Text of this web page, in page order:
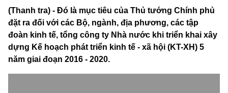
(Thanh tra) - Đó là mục tiêu của Thủ tướng Chính phủ
đặt ra đối với các Bộ, ngành, địa phương, các tập
đoàn kinh tế, tổng công ty Nhà nước khi triển khai xây
dựng Kế hoạch phát triển kinh tế - xã hội (KT-XH) 5
năm giai đoạn 2016 - 2020.